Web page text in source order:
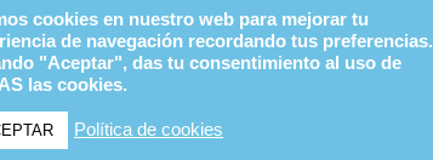
cookies en nuestro web para mejorar tu
de navegación recordando tus preferencias.
"Aceptar", das tu consentimiento al uso de
las cookies.
Política de cookies